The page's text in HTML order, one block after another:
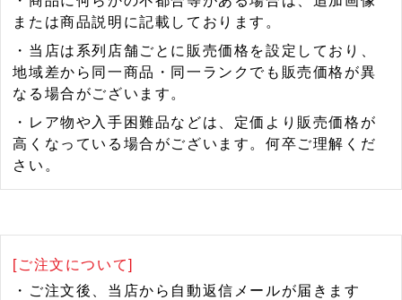
または商品説明に記載しております。
・当店は系列店舗ごとに販売価格を設定しており、
地域差から同一商品・同一ランクでも販売価格が異
なる場合がございます。
・レア物や入手困難品などは、定価より販売価格が
高くなっている場合がございます。何卒ご理解くだ
さい。
[ご注文について]
・ご注文後、当店から自動返信メールが届きます